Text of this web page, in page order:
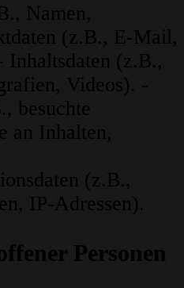
Namen,
(z.B., E-Mail,
Inhaltsdaten (z.B.,
Videos). -
besuchte
an Inhalten,
(z.B.,
IP-Adressen).
Personen